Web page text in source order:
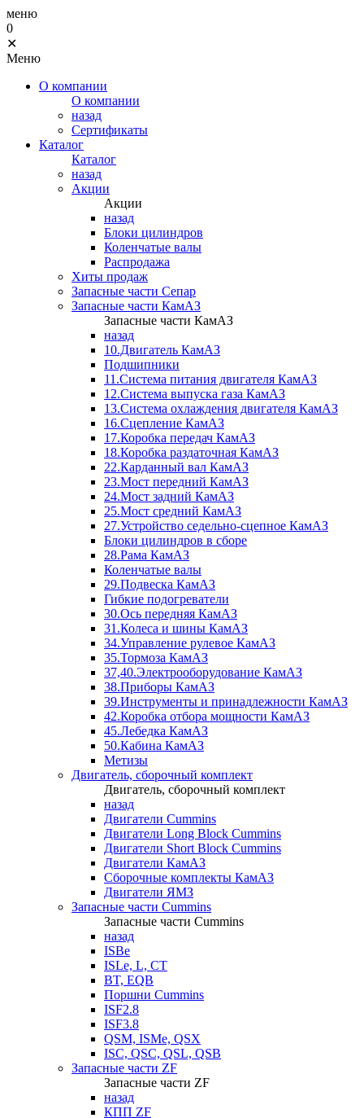
меню
0
✕
Меню
О компании
О компании
назад
Сертификаты
Каталог
Каталог
назад
Акции
Акции
назад
Блоки цилиндров
Коленчатые валы
Распродажа
Хиты продаж
Запасные части Сепар
Запасные части КамАЗ
Запасные части КамАЗ
назад
10.Двигатель КамАЗ
Подшипники
11.Система питания двигателя КамАЗ
12.Система выпуска газа КамАЗ
13.Система охлаждения двигателя КамАЗ
16.Сцепление КамАЗ
17.Коробка передач КамАЗ
18.Коробка раздаточная КамАЗ
22.Карданный вал КамАЗ
23.Мост передний КамАЗ
24.Мост задний КамАЗ
25.Мост средний КамАЗ
27.Устройство седельно-сцепное КамАЗ
Блоки цилиндров в сборе
28.Рама КамАЗ
Коленчатые валы
29.Подвеска КамАЗ
Гибкие подогреватели
30.Ось передняя КамАЗ
31.Колеса и шины КамАЗ
34.Управление рулевое КамАЗ
35.Тормоза КамАЗ
37,40.Электрооборудование КамАЗ
38.Приборы КамАЗ
39.Инструменты и принадлежности КамАЗ
42.Коробка отбора мощности КамАЗ
45.Лебедка КамАЗ
50.Кабина КамАЗ
Метизы
Двигатель, сборочный комплект
Двигатель, сборочный комплект
назад
Двигатели Cummins
Двигатели Long Bloсk Cummins
Двигатели Short Bloсk Cummins
Двигатели КамАЗ
Сборочные комплекты КамАЗ
Двигатели ЯМЗ
Запасные части Cummins
Запасные части Cummins
назад
ISBe
ISLe, L, CT
BT, EQB
Поршни Cummins
ISF2.8
ISF3.8
QSM, ISMe, QSX
ISC, QSC, QSL, QSB
Запасные части ZF
Запасные части ZF
назад
КПП ZF